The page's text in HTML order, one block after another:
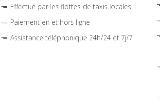
Effectué par les flottes de taxis locales
Paiement en et hors ligne
Assistance téléphonique 24h/24 et 7j/7